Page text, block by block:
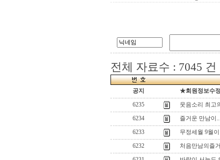
전체 자료수 : 7045 건
공지
★회원정보수
6235
웃음소리 최고
6234
즐거운 만남이
6233
무정세월 9월
6232
처음만남의즐